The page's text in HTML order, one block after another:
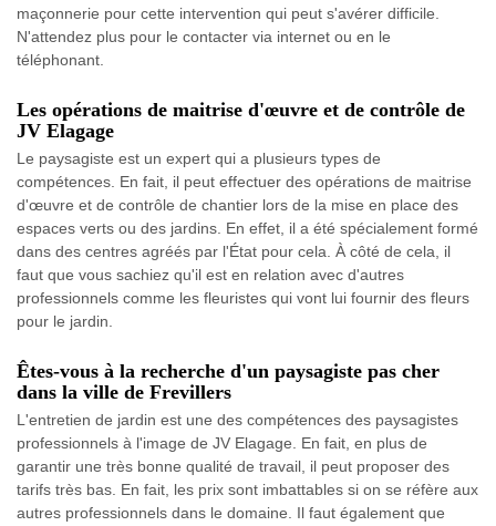
maçonnerie pour cette intervention qui peut s'avérer difficile.
N'attendez plus pour le contacter via internet ou en le
téléphonant.
Les opérations de maitrise d'œuvre et de contrôle de
JV Elagage
Le paysagiste est un expert qui a plusieurs types de
compétences. En fait, il peut effectuer des opérations de maitrise
d'œuvre et de contrôle de chantier lors de la mise en place des
espaces verts ou des jardins. En effet, il a été spécialement formé
dans des centres agréés par l'État pour cela. À côté de cela, il
faut que vous sachiez qu'il est en relation avec d'autres
professionnels comme les fleuristes qui vont lui fournir des fleurs
pour le jardin.
Êtes-vous à la recherche d'un paysagiste pas cher
dans la ville de Frevillers
L'entretien de jardin est une des compétences des paysagistes
professionnels à l'image de JV Elagage. En fait, en plus de
garantir une très bonne qualité de travail, il peut proposer des
tarifs très bas. En fait, les prix sont imbattables si on se réfère aux
autres professionnels dans le domaine. Il faut également que